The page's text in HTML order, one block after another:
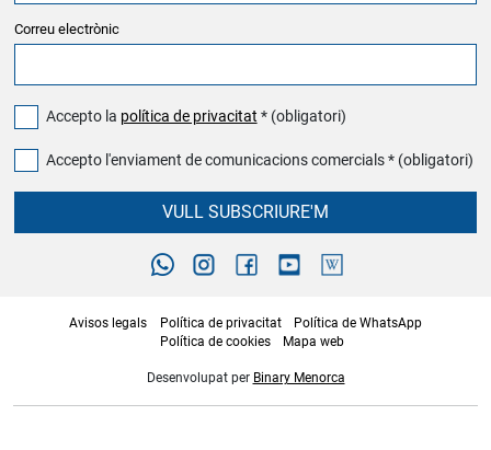
Correu electrònic
Accepto la política de privacitat * (obligatori)
Accepto l'enviament de comunicacions comercials * (obligatori)
VULL SUBSCRIURE'M
Avisos legals Política de privacitat
Política de WhatsApp
Política de cookies
Mapa web
Desenvolupat per Binary Menorca